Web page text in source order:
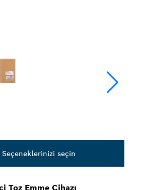
Toz Emme Cihazı
Seçeneklerinizi seçin